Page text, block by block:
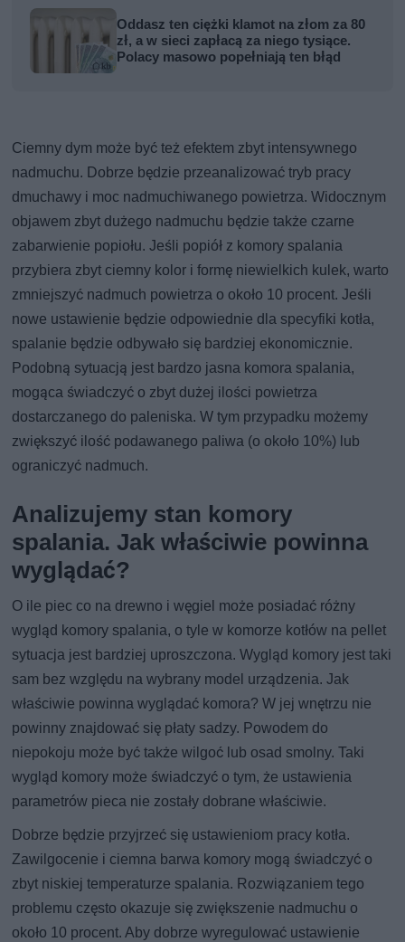
Oddasz ten ciężki klamot na złom za 80
zł, a w sieci zapłacą za niego tysiące.
Polacy masowo popełniają ten błąd
Ciemny dym może być też efektem zbyt intensywnego
nadmuchu. Dobrze będzie przeanalizować tryb pracy
dmuchawy i moc nadmuchiwanego powietrza. Widocznym
objawem zbyt dużego nadmuchu będzie także czarne
zabarwienie popiołu. Jeśli popiół z komory spalania
przybiera zbyt ciemny kolor i formę niewielkich kulek, warto
zmniejszyć nadmuch powietrza o około 10 procent. Jeśli
nowe ustawienie będzie odpowiednie dla specyfiki kotła,
spalanie będzie odbywało się bardziej ekonomicznie.
Podobną sytuacją jest bardzo jasna komora spalania,
mogąca świadczyć o zbyt dużej ilości powietrza
dostarczanego do paleniska. W tym przypadku możemy
zwiększyć ilość podawanego paliwa (o około 10%) lub
ograniczyć nadmuch.
Analizujemy stan komory
spalania. Jak właściwie powinna
wyglądać?
O ile piec co na drewno i węgiel może posiadać różny
wygląd komory spalania, o tyle w komorze kotłów na pellet
sytuacja jest bardziej uproszczona. Wygląd komory jest taki
sam bez względu na wybrany model urządzenia. Jak
właściwie powinna wyglądać komora? W jej wnętrzu nie
powinny znajdować się płaty sadzy. Powodem do
niepokoju może być także wilgoć lub osad smolny. Taki
wygląd komory może świadczyć o tym, że ustawienia
parametrów pieca nie zostały dobrane właściwie.
Dobrze będzie przyjrzeć się ustawieniom pracy kotła.
Zawilgocenie i ciemna barwa komory mogą świadczyć o
zbyt niskiej temperaturze spalania. Rozwiązaniem tego
problemu często okazuje się zwiększenie nadmuchu o
około 10 procent. Aby dobrze wyregulować ustawienie